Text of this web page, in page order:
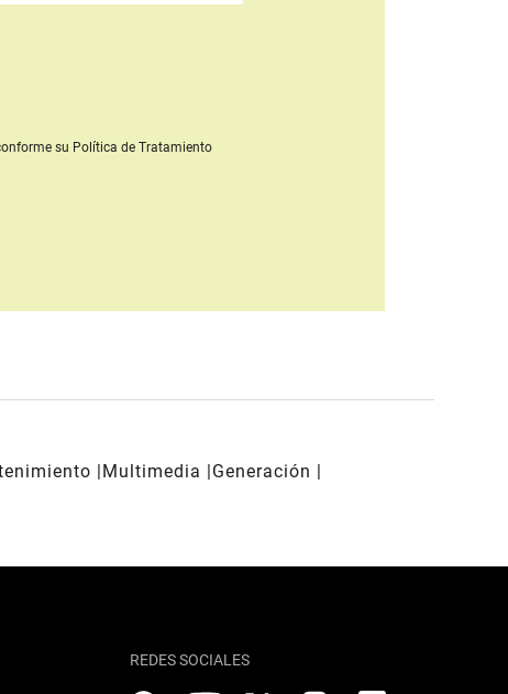
su Política de Tratamiento
Multimedia
Generación
REDES SOCIALES